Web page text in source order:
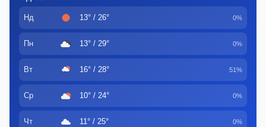
Нд 13° / 26° 0%
Пн 13° / 29° 0%
Вт 16° / 28° 51%
Ср 10° / 24° 0%
Чт 11° / 25° 0%